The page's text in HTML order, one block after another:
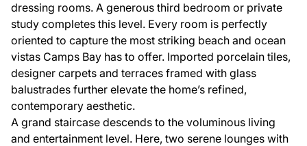
dressing rooms. A generous third bedroom or private
study completes this level. Every room is perfectly
oriented to capture the most striking beach and ocean
vistas Camps Bay has to offer. Imported porcelain tiles,
designer carpets and terraces framed with glass
balustrades further elevate the home’s refined,
contemporary aesthetic.
A grand staircase descends to the voluminous living
and entertainment level. Here, two serene lounges with